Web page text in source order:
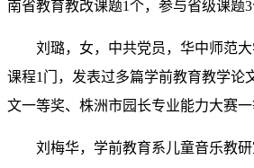
南省教育教改课题1个，参与省级课题
刘璐，女， 中共党员， 华中师范
课程1门，发表过多篇学前教育教学论
文一等奖、株洲市园长专业能力大赛一
刘梅华，学前教育系儿童音乐教